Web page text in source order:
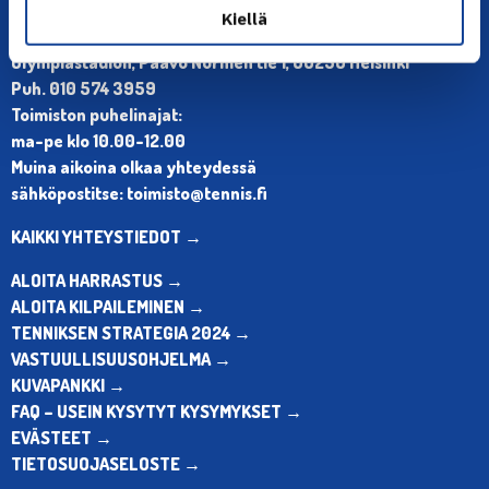
Kiellä
Olympiastadion, Paavo Nurmen tie 1, 00250 Helsinki
Puh. 010 574 3959
Toimiston puhelinajat:
ma-pe klo 10.00-12.00
Muina aikoina olkaa yhteydessä
sähköpostitse: toimisto@tennis.fi
KAIKKI YHTEYSTIEDOT →
ALOITA HARRASTUS →
ALOITA KILPAILEMINEN →
TENNIKSEN STRATEGIA 2024 →
VASTUULLISUUSOHJELMA →
KUVAPANKKI →
FAQ – USEIN KYSYTYT KYSYMYKSET →
EVÄSTEET →
TIETOSUOJASELOSTE →